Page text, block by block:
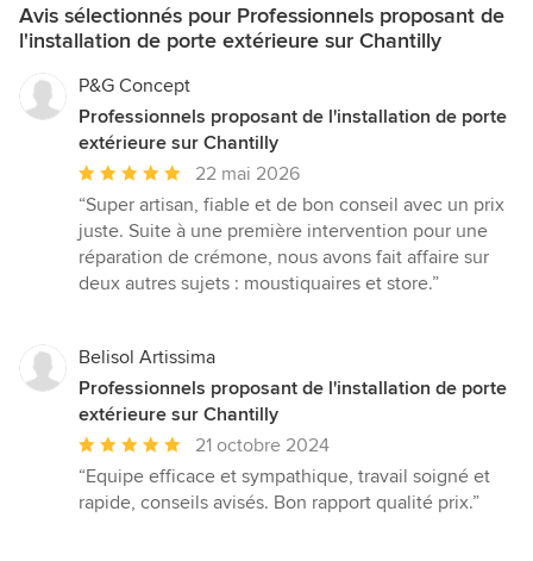
Avis sélectionnés pour Professionnels proposant de
l'installation de porte extérieure sur Chantilly
P&G Concept
Professionnels proposant de l'installation de porte
extérieure sur Chantilly
Note
moyenne
:
5
étoiles
22 mai 2026
“Super artisan, fiable et de bon conseil avec un prix
juste. Suite à une première intervention pour une
réparation de crémone, nous avons fait affaire sur
deux autres sujets : moustiquaires et store.”
Belisol Artissima
Professionnels proposant de l'installation de porte
extérieure sur Chantilly
Note
moyenne
:
21 octobre 2024
“Equipe efficace et sympathique, travail soigné et
rapide, conseils avisés. Bon rapport qualité prix.”